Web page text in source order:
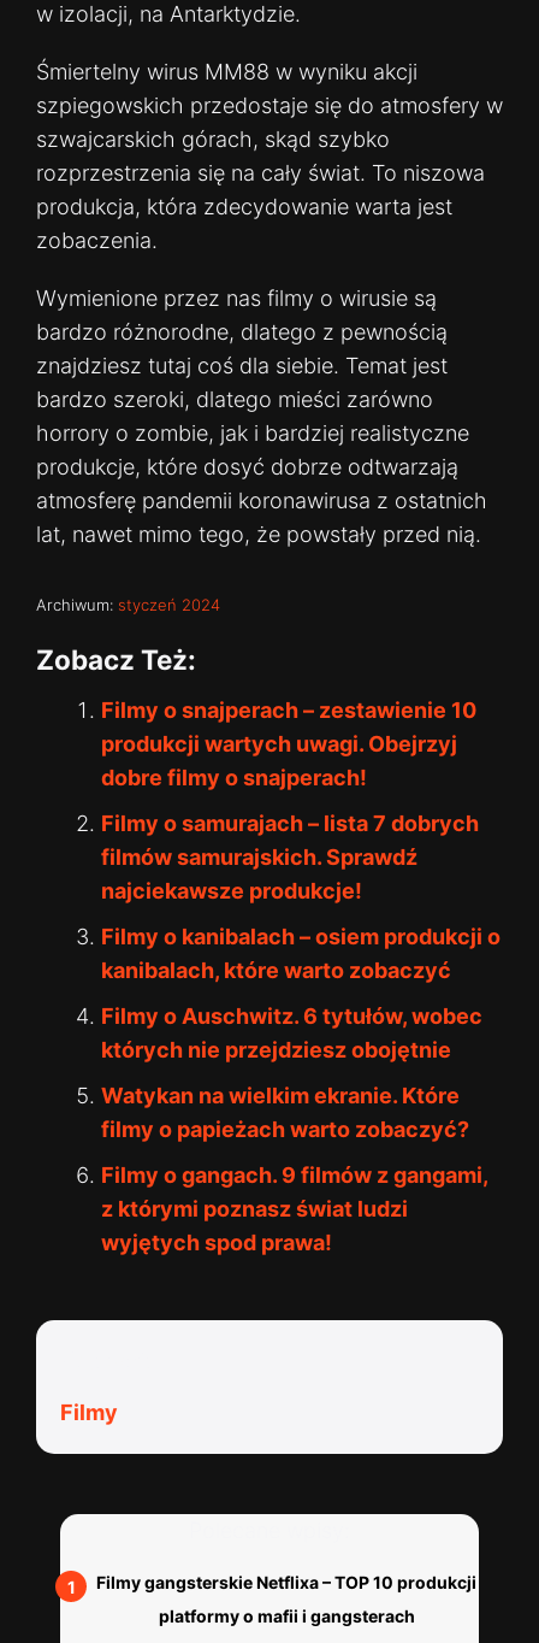
w izolacji, na Antarktydzie.
Śmiertelny wirus MM88 w wyniku akcji
szpiegowskich przedostaje się do atmosfery w
szwajcarskich górach, skąd szybko
rozprzestrzenia się na cały świat. To niszowa
produkcja, która zdecydowanie warta jest
zobaczenia.
Wymienione przez nas filmy o wirusie są
bardzo różnorodne, dlatego z pewnością
znajdziesz tutaj coś dla siebie. Temat jest
bardzo szeroki, dlatego mieści zarówno
horrory o zombie, jak i bardziej realistyczne
produkcje, które dosyć dobrze odtwarzają
atmosferę pandemii koronawirusa z ostatnich
lat, nawet mimo tego, że powstały przed nią.
Archiwum: styczeń 2024
Zobacz Też:
Filmy o snajperach – zestawienie 10
produkcji wartych uwagi. Obejrzyj
dobre filmy o snajperach!
Filmy o samurajach – lista 7 dobrych
filmów samurajskich. Sprawdź
najciekawsze produkcje!
Filmy o kanibalach – osiem produkcji o
kanibalach, które warto zobaczyć
Filmy o Auschwitz. 6 tytułów, wobec
których nie przejdziesz obojętnie
Watykan na wielkim ekranie. Które
filmy o papieżach warto zobaczyć?
Filmy o gangach. 9 filmów z gangami,
z którymi poznasz świat ludzi
wyjętych spod prawa!
Filmy
Filmy gangsterskie Netflixa – TOP 10 produkcji
platformy o mafii i gangsterach